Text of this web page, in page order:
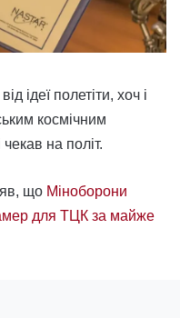
ідеї полетіти, хоч і
космічним
на політ.
що Міноборони
для ТЦК за майже